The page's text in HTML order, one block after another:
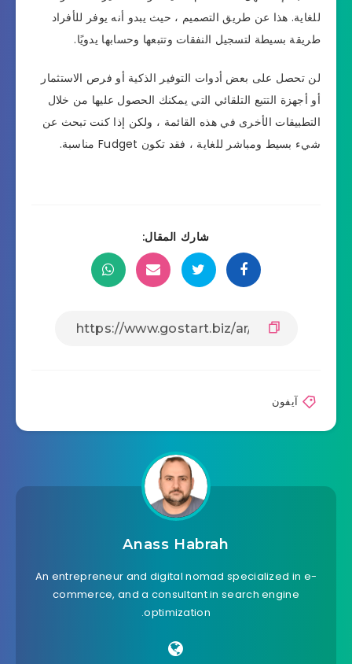
للغاية. هذا عن طريق التصميم ، حيث يبدو أنه يوفر للأفراد
طريقة بسيطة لتسجيل النفقات وتتبعها وحسابها يدويًا.
لن تحصل على بعض أدوات التوفير الذكية أو فرص الاستثمار
أو أجهزة التتبع التلقائي التي يمكنك الحصول عليها من خلال
التطبيقات الأخرى في هذه القائمة ، ولكن إذا كنت تبحث عن
شيء بسيط ومباشر للغاية ، فقد تكون Fudget مناسبة.
شارك المقال:
آيفون
Anass Habrah
An entrepreneur and digital nomad specialized in e-
commerce, and a consultant in search engine
optimization.